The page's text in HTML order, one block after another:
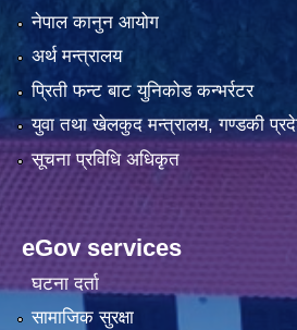
नेपाल कानुन आयोग
अर्थ मन्त्रालय
प्रिती फन्ट बाट युनिकोड कन्भर्रटर
युवा तथा खेलकुद मन्त्रालय, गण्डकी
सूचना प्रविधि अधिकृत
eGov services
घटना दर्ता
सामाजिक सुरक्षा